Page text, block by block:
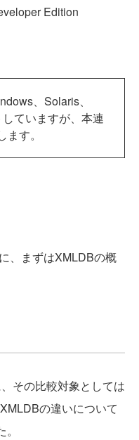
Edition
、Solaris、
ていますが、本連
す。
、まずはXMLDBの概
その比較対象としては
の違いについて